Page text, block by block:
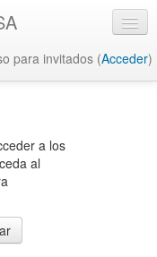
para invitados (Acceder)
a los
al